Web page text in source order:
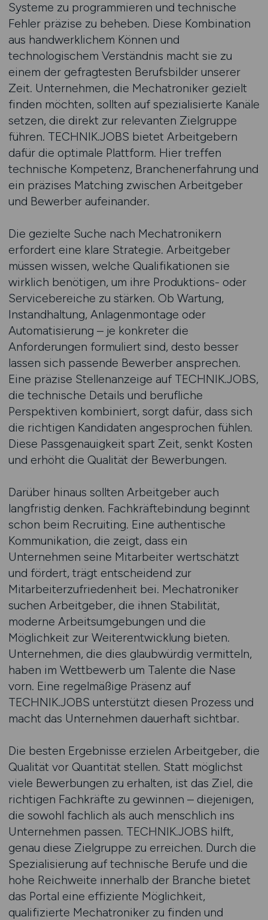
Systeme zu programmieren und technische
Fehler präzise zu beheben. Diese Kombination
aus handwerklichem Können und
technologischem Verständnis macht sie zu
einem der gefragtesten Berufsbilder unserer
Zeit. Unternehmen, die Mechatroniker gezielt
finden möchten, sollten auf spezialisierte Kanäle
setzen, die direkt zur relevanten Zielgruppe
führen. TECHNIK.JOBS bietet Arbeitgebern
dafür die optimale Plattform. Hier treffen
technische Kompetenz, Branchenerfahrung und
ein präzises Matching zwischen Arbeitgeber
und Bewerber aufeinander.
Die gezielte Suche nach Mechatronikern
erfordert eine klare Strategie. Arbeitgeber
müssen wissen, welche Qualifikationen sie
wirklich benötigen, um ihre Produktions- oder
Servicebereiche zu stärken. Ob Wartung,
Instandhaltung, Anlagenmontage oder
Automatisierung – je konkreter die
Anforderungen formuliert sind, desto besser
lassen sich passende Bewerber ansprechen.
Eine präzise Stellenanzeige auf TECHNIK.JOBS,
die technische Details und berufliche
Perspektiven kombiniert, sorgt dafür, dass sich
die richtigen Kandidaten angesprochen fühlen.
Diese Passgenauigkeit spart Zeit, senkt Kosten
und erhöht die Qualität der Bewerbungen.
Darüber hinaus sollten Arbeitgeber auch
langfristig denken. Fachkräftebindung beginnt
schon beim Recruiting. Eine authentische
Kommunikation, die zeigt, dass ein
Unternehmen seine Mitarbeiter wertschätzt
und fördert, trägt entscheidend zur
Mitarbeiterzufriedenheit bei. Mechatroniker
suchen Arbeitgeber, die ihnen Stabilität,
moderne Arbeitsumgebungen und die
Möglichkeit zur Weiterentwicklung bieten.
Unternehmen, die dies glaubwürdig vermitteln,
haben im Wettbewerb um Talente die Nase
vorn. Eine regelmäßige Präsenz auf
TECHNIK.JOBS unterstützt diesen Prozess und
macht das Unternehmen dauerhaft sichtbar.
Die besten Ergebnisse erzielen Arbeitgeber, die
Qualität vor Quantität stellen. Statt möglichst
viele Bewerbungen zu erhalten, ist das Ziel, die
richtigen Fachkräfte zu gewinnen – diejenigen,
die sowohl fachlich als auch menschlich ins
Unternehmen passen. TECHNIK.JOBS hilft,
genau diese Zielgruppe zu erreichen. Durch die
Spezialisierung auf technische Berufe und die
hohe Reichweite innerhalb der Branche bietet
das Portal eine effiziente Möglichkeit,
qualifizierte Mechatroniker zu finden und